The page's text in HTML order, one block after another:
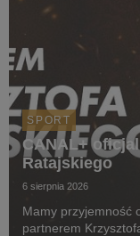
SPORT
CANAL+
Ratajskiego
6 sierpnia 2026
Mamy przyjemność
partnerem